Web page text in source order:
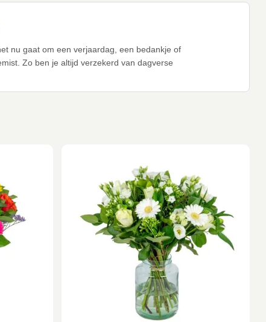
nu gaat om een verjaardag, een bedankje of
Zo ben je altijd verzekerd van dagverse